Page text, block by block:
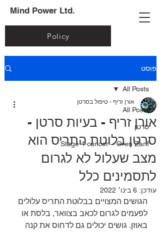
Mind Power Ltd.
Policy
פוסט
All Posts
סרטן
Stage 4 cancer – Oren Zarif
All Posts
אורן זריף - בעיות סרטן -
סרטן בלוטת התריס הוא
מצב שעלול לא לגרום
לתסמינים כלל
אורן זריף - טיפול בסרטן
עודכן: 6 בינו׳ 2022
הגושים המצויים בבלוטת התריס עלולים
לפעמים לגרום לכאב בצוואר, בלסת או
באוזן. גושים יכולים גם לדחוס את קנה